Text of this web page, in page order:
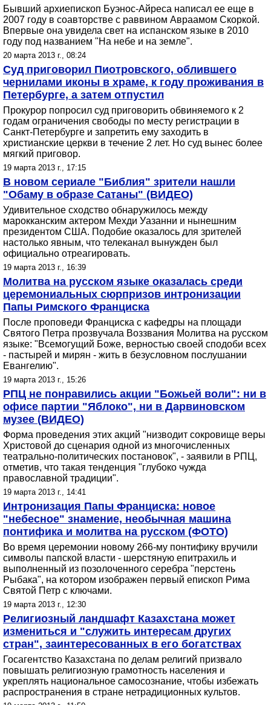
Бывший архиепископ Буэнос-Айреса написал ее еще в
2007 году в соавторстве с раввином Авраамом Скоркой.
Впервые она увидела свет на испанском языке в 2010
году под названием "На небе и на земле".
20 марта 2013 г., 08:24
Суд приговорил Пиотровского, облившего
чернилами иконы в храме, к году проживания в
Петербурге, а затем отпустил
Прокурор попросил суд приговорить обвиняемого к 2
годам ограничения свободы по месту регистрации в
Санкт-Петербурге и запретить ему заходить в
христианские церкви в течение 2 лет. Но суд вынес более
мягкий приговор.
19 марта 2013 г., 17:15
В новом сериале "Библия" зрители нашли
"Обаму в образе Сатаны" (ВИДЕО)
Удивительное сходство обнаружилось между
марокканским актером Мехди Уазанни и нынешним
президентом США. Подобие оказалось для зрителей
настолько явным, что телеканал вынужден был
официально отреагировать.
19 марта 2013 г., 16:39
Молитва на русском языке оказалась среди
церемониальных сюрпризов интронизации
Папы Римского Франциска
После проповеди Франциска с кафедры на площади
Святого Петра прозвучала Воззвания Молитва на русском
языке: "Всемогущий Боже, верностью своей сподоби всех
- пастырей и мирян - жить в безусловном послушании
Евангелию".
19 марта 2013 г., 15:26
РПЦ не понравились акции "Божьей воли": ни в
офисе партии "Яблоко", ни в Дарвиновском
музее (ВИДЕО)
Форма проведения этих акций "низводит сокровище веры
Христовой до сценария одной из многочисленных
театрально-политических постановок", - заявили в РПЦ,
отметив, что такая тенденция "глубоко чужда
православной традиции".
19 марта 2013 г., 14:41
Интронизация Папы Франциска: новое
"небесное" знамение, необычная машина
понтифика и молитва на русском (ФОТО)
Во время церемонии новому 266-му понтифику вручили
символы папской власти - шерстяную епитрахиль и
выполненный из позолоченного серебра "перстень
Рыбака", на котором изображен первый епископ Рима
Святой Петр с ключами.
19 марта 2013 г., 12:30
Религиозный ландшафт Казахстана может
измениться и "служить интересам других
стран", заинтересованных в его богатствах
Госагентство Казахстана по делам религий призвало
повышать религиозную грамотность населения и
укреплять национальное самосознание, чтобы избежать
распространения в стране нетрадиционных культов.